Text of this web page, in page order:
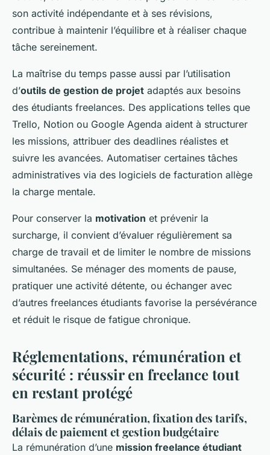
son activité indépendante et à ses révisions,
contribue à maintenir l’équilibre et à réaliser chaque
tâche sereinement.
La maîtrise du temps passe aussi par l’utilisation
d’outils de gestion de projet adaptés aux besoins
des étudiants freelances. Des applications telles que
Trello, Notion ou Google Agenda aident à structurer
les missions, attribuer des deadlines réalistes et
suivre les avancées. Automatiser certaines tâches
administratives via des logiciels de facturation allège
la charge mentale.
Pour conserver la motivation et prévenir la
surcharge, il convient d’évaluer régulièrement sa
charge de travail et de limiter le nombre de missions
simultanées. Se ménager des moments de pause,
pratiquer une activité détente, ou échanger avec
d’autres freelances étudiants favorise la persévérance
et réduit le risque de fatigue chronique.
Réglementations, rémunération et
sécurité : réussir en freelance tout
en restant protégé
Barèmes de rémunération, fixation des tarifs,
délais de paiement et gestion budgétaire
La rémunération d’une mission freelance étudiant